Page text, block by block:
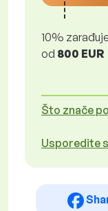
10%
od 800 EUR
Što znače
Usporedite